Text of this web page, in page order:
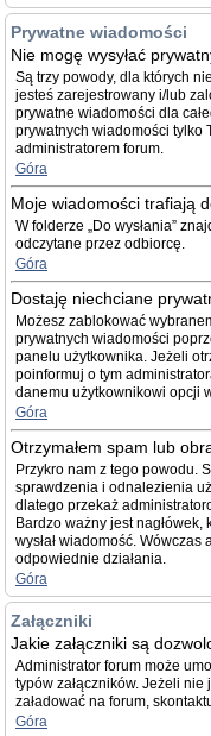
Prywatne wiadomości
Nie mogę wysyłać
Są trzy powody, dla których
jesteś zarejestrowany i/lub
prywatne wiadomości dla
prywatnych wiadomości tylko
administratorem forum.
Góra
Moje wiadomości trafiają
W folderze „Do wysłania”
odczytane przez odbiorcę.
Góra
Dostaję niechciane
Możesz zablokować
prywatnych wiadomości
panelu użytkownika. Jeżeli
poinformuj o tym
danemu użytkownikowi opcji
Góra
Otrzymałem spam lub
Przykro nam z tego powodu.
sprawdzenia i odnalezienia
dlatego przekaż
Bardzo ważny jest
wysłał wiadomość.
odpowiednie działania.
Góra
Załączniki
Jakie załączniki są
Administrator forum może
typów załączników. Jeżeli
załadować na forum,
Góra